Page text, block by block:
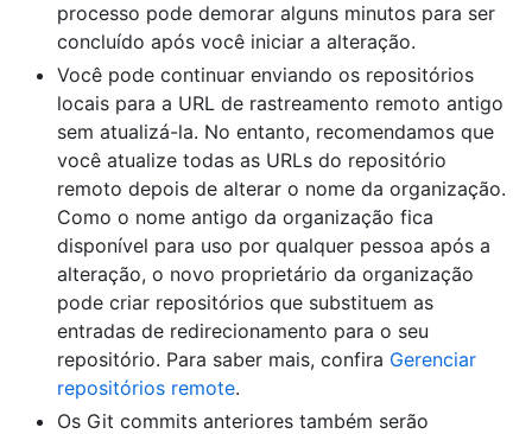
processo pode demorar alguns minutos para ser
concluído após você iniciar a alteração.
Você pode continuar enviando os repositórios
locais para a URL de rastreamento remoto antigo
sem atualizá-la. No entanto, recomendamos que
você atualize todas as URLs do repositório
remoto depois de alterar o nome da organização.
Como o nome antigo da organização fica
disponível para uso por qualquer pessoa após a
alteração, o novo proprietário da organização
pode criar repositórios que substituem as
entradas de redirecionamento para o seu
repositório. Para saber mais, confira Gerenciar
repositórios remote.
Os Git commits anteriores também serão